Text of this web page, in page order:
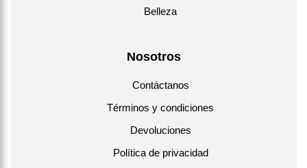
Belleza
Nosotros
Contáctanos
Términos y condiciones
Devoluciones
Política de privacidad